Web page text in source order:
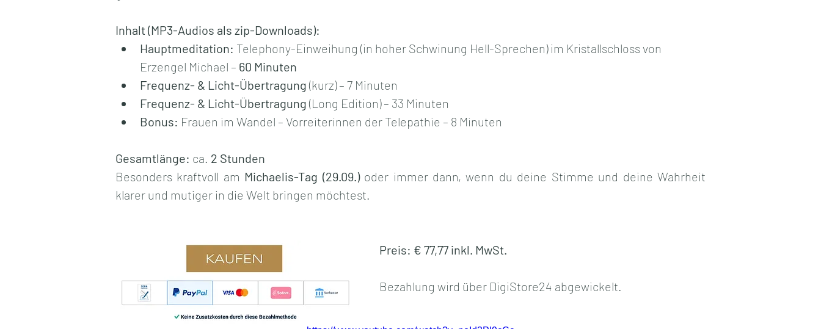
Inhalt (MP3-Audios als zip-Downloads):
Hauptmeditation: Telephony-Einweihung (in hoher Schwinung Hell-Sprechen) im Kristallschloss von
Erzengel Michael – 60 Minuten
Frequenz- & Licht-Übertragung (kurz) – 7 Minuten
Frequenz- & Licht-Übertragung (Long Edition) – 33 Minuten
Bonus: Frauen im Wandel – Vorreiterinnen der Telepathie – 8 Minuten
Gesamtlänge: ca. 2 Stunden
Besonders kraftvoll am Michaelis-Tag (29.09.) oder immer dann, wenn du deine Stimme und deine Wahrheit
klarer und mutiger in die Welt bringen möchtest.
Preis: € 77,77 inkl. MwSt.
Bezahlung wird über DigiStore24 abgewickelt.